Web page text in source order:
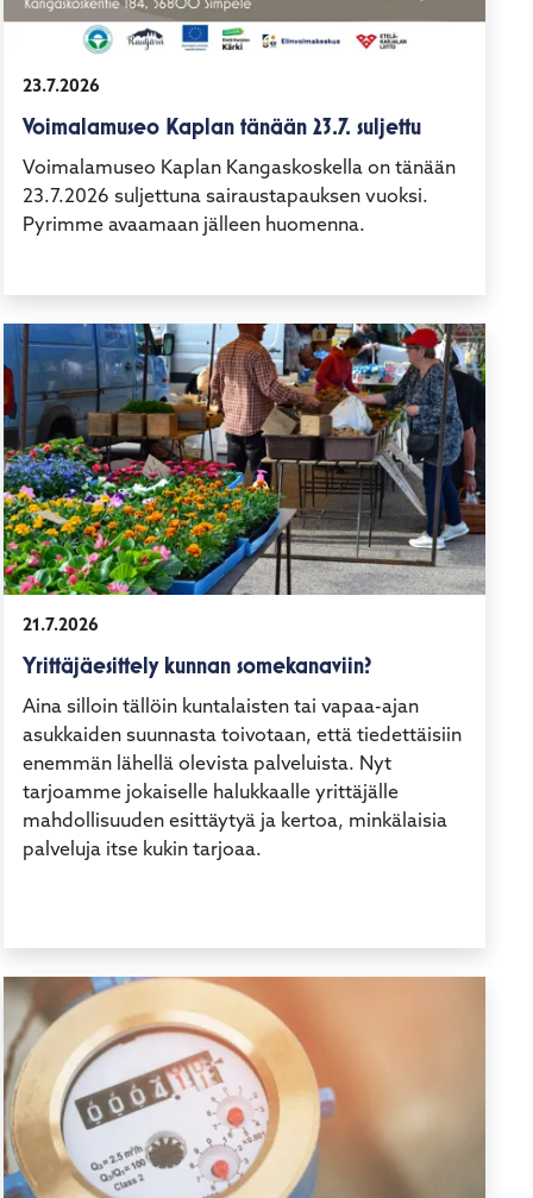
23.7.2026
Voimalamuseo Kaplan tänään 23.7. suljettu
Voimalamuseo Kaplan Kangaskoskella on tänään
23.7.2026 suljettuna sairaustapauksen vuoksi.
Pyrimme avaamaan jälleen huomenna.
21.7.2026
Yrittäjäesittely kunnan somekanaviin?
Aina silloin tällöin kuntalaisten tai vapaa-ajan
asukkaiden suunnasta toivotaan, että tiedettäisiin
enemmän lähellä olevista palveluista. Nyt
tarjoamme jokaiselle halukkaalle yrittäjälle
mahdollisuuden esittäytyä ja kertoa, minkälaisia
palveluja itse kukin tarjoaa.